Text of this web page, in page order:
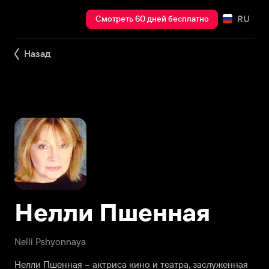
Смотреть 60 дней бесплатно RU
Назад
Nelli Pshyonnaya
Нелли Пшенная
Нелли Пшенная – актриса кино и театра, заслуженная